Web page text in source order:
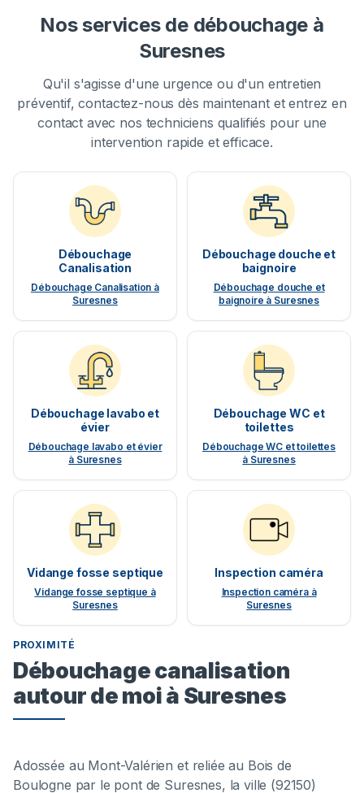
Nos services de débouchage à
Suresnes
Qu'il s'agisse d'une urgence ou d'un entretien
préventif, contactez-nous dès maintenant et entrez en
contact avec nos techniciens qualifiés pour une
intervention rapide et efficace.
Débouchage
Canalisation
Débouchage Canalisation à
Suresnes
Débouchage douche et
baignoire
Débouchage douche et
baignoire à Suresnes
Débouchage lavabo et
évier
Débouchage lavabo et évier
à Suresnes
Débouchage WC et
toilettes
Débouchage WC et toilettes
à Suresnes
Vidange fosse septique
Vidange fosse septique à
Suresnes
Inspection caméra
Inspection caméra à
Suresnes
PROXIMITÉ
Débouchage canalisation
autour de moi à Suresnes
Adossée au Mont-Valérien et reliée au Bois de
Boulogne par le pont de Suresnes, la ville (92150)